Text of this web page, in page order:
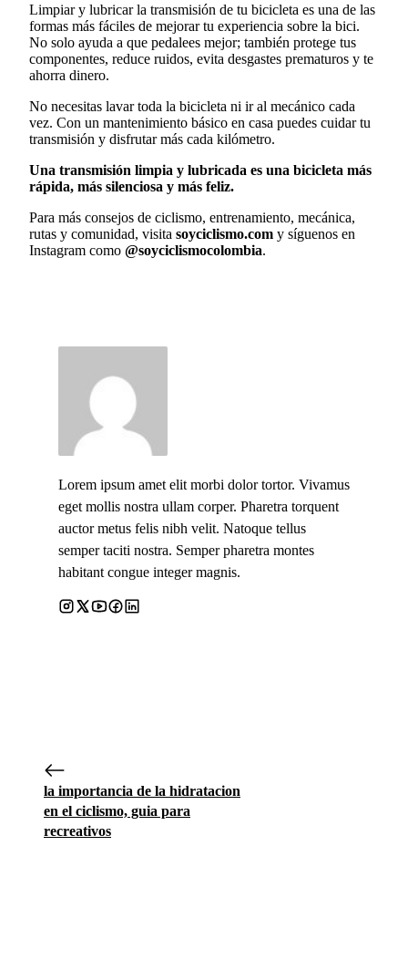
Limpiar y lubricar la transmisión de tu bicicleta es una de las
formas más fáciles de mejorar tu experiencia sobre la bici.
No solo ayuda a que pedalees mejor; también protege tus
componentes, reduce ruidos, evita desgastes prematuros y te
ahorra dinero.
No necesitas lavar toda la bicicleta ni ir al mecánico cada
vez. Con un mantenimiento básico en casa puedes cuidar tu
transmisión y disfrutar más cada kilómetro.
Una transmisión limpia y lubricada es una bicicleta más
rápida, más silenciosa y más feliz.
Para más consejos de ciclismo, entrenamiento, mecánica,
rutas y comunidad, visita soyciclismo.com y síguenos en
Instagram como @soyciclismocolombia.
Lorem ipsum amet elit morbi dolor tortor. Vivamus
eget mollis nostra ullam corper. Pharetra torquent
auctor metus felis nibh velit. Natoque tellus
semper taciti nostra. Semper pharetra montes
habitant congue integer magnis.
la importancia de la hidratacion
en el ciclismo, guia para
recreativos